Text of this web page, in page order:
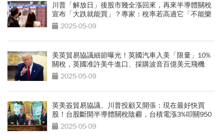
川普「解放日」後股市幾全漲回來，再來半導體關稅
宣布「大跌就能買」？專家：稅率若高過它「不能樂
觀」2025-05-09
美英貿易協議細節曝光！英國汽車入美「限量」10%
關稅，英國准許美牛進口、採購波音百億美元飛機
2025-05-09
英美簽貿易協議、川普投顧又開張：現在最好快買
股！台股斷開半導體關稅陰霾，台積電漲3%叩關950
元 2025-05-09